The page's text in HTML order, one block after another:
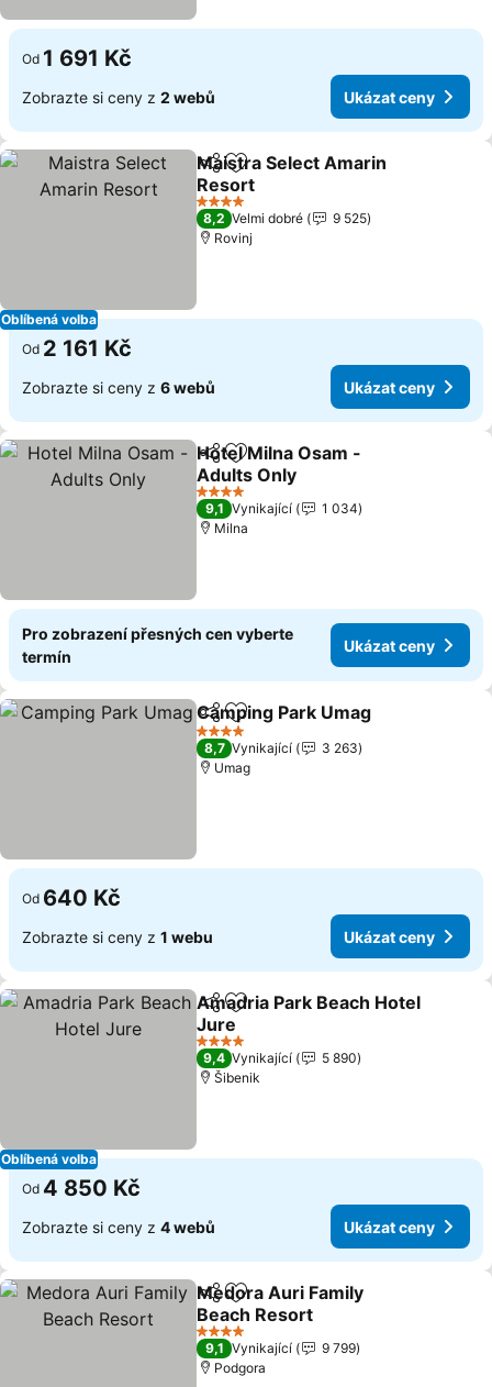
Od 1 691 Kč
Zobrazte si ceny z 2 webů Ukázat ceny
Oblíbená volba
SdíletPřidat na seznam oblíbených
Maistra Select Amarin
Resort
4 Počet hvězdiček
8,2 Velmi dobré
9 525
Rovinj
Od 2 161 Kč
Zobrazte si ceny z 6 webů Ukázat ceny
SdíletPřidat na seznam oblíbených
Hotel Milna Osam -
Adults Only
4 Počet hvězdiček
9,1 Vynikající
1 034
Milna
Pro zobrazení přesných cen vyberte
termín
Ukázat ceny
SdíletPřidat na seznam oblíbených
Camping Park Umag
4 Počet hvězdiček
8,7 Vynikající
3 263
Umag
Od 640 Kč
Zobrazte si ceny z 1 webu Ukázat ceny
Oblíbená volba
SdíletPřidat na seznam oblíbených
Amadria Park Beach Hotel
Jure
4 Počet hvězdiček
9,4 Vynikající
5 890
Šibenik
Od 4 850 Kč
Zobrazte si ceny z 4 webů Ukázat ceny
SdíletPřidat na seznam oblíbených
Medora Auri Family
Beach Resort
4 Počet hvězdiček
9,1 Vynikající
9 799
Podgora